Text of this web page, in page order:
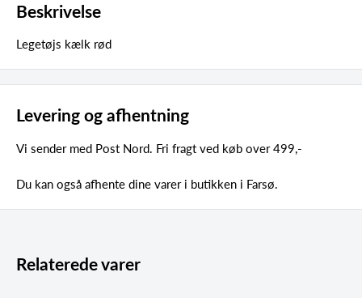
Beskrivelse
Legetøjs kælk rød
Levering og afhentning
Vi sender med Post Nord. Fri fragt ved køb over 499,-
Du kan også afhente dine varer i butikken i Farsø.
Relaterede varer